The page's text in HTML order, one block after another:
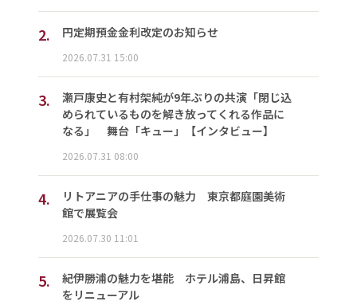
2. 円定期預金金利改定のお知らせ
2026.07.31 15:00
3.
瀬戸康史と有村架純が9年ぶりの共演「閉じ込
められているものを解き放ってくれる作品に
なる」 舞台「キュー」【インタビュー】
2026.07.31 08:00
4.
リトアニアの手仕事の魅力 東京都庭園美術
館で展覧会
2026.07.30 11:01
5.
紀伊勝浦の魅力を堪能 ホテル浦島、日昇館
をリニューアル